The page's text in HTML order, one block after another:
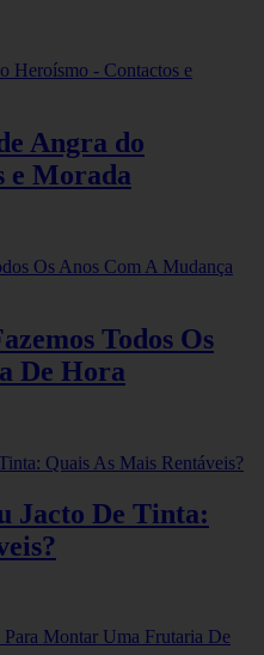
Angra do
e Morada
Todos Os
De Hora
Jacto De Tinta: